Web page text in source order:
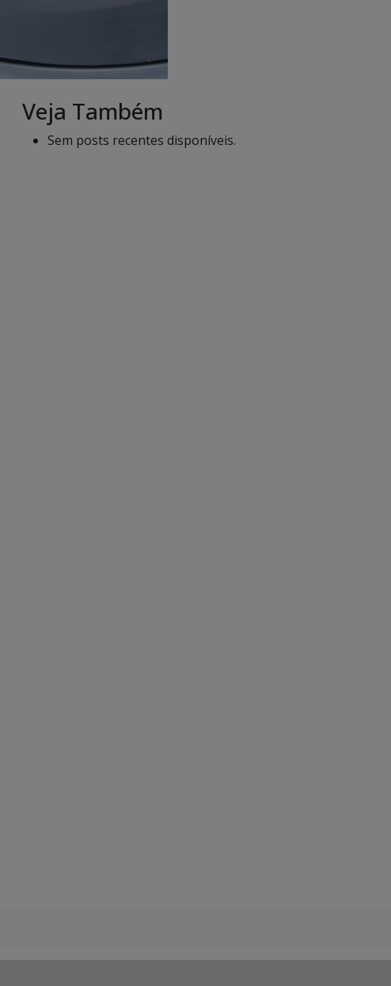
Veja Também
Sem posts recentes disponíveis.